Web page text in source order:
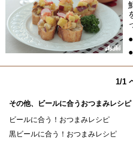
1/1
その他、ビールに合うおつまみレシ
ビールに合う！おつまみレシピ
黒ビールに合う！おつまみレシピ